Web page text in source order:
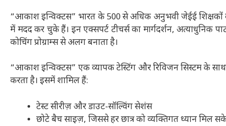
“आकाश इन्विक्टस” भारत के 500 से अधिक अनुभवी जेईई शिक्षकों
में मदद कर चुके हैं। इन एक्सपर्ट टीचर्स का मार्गदर्शन,
कोचिंग प्रोग्राम्स से अलग बनाता है।
“आकाश इन्विक्टस” एक व्यापक टेस्टिंग और रिविजन सिस्टम के
करता है। इसमें शामिल हैं:
टेस्ट सीरीज़ और डाउट-सॉल्विंग सेशंस
छोटे बैच साइज़, जिससे हर छात्र को व्यक्तिगत ध्यान मिल